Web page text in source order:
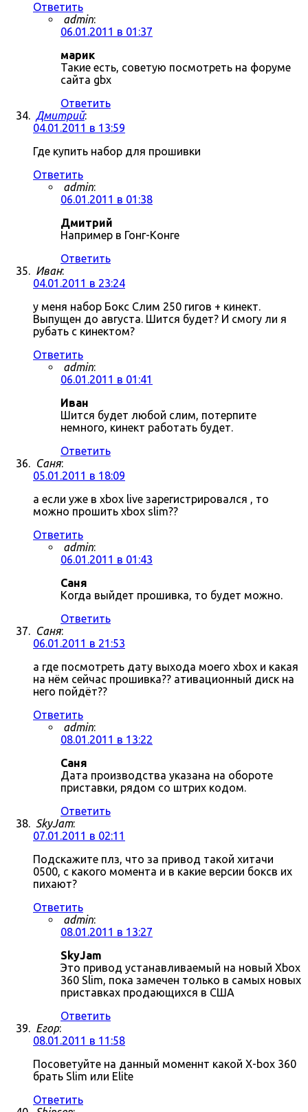
Ответить
admin:
06.01.2011 в 01:37
марик
Такие есть, советую посмотреть на форуме
сайта gbx
Ответить
Дмитрий:
04.01.2011 в 13:59
Где купить набор для прошивки
Ответить
admin:
06.01.2011 в 01:38
Дмитрий
Например в Гонг-Конге
Ответить
Иван:
04.01.2011 в 23:24
у меня набор Бокс Слим 250 гигов + кинект.
Выпущен до августа. Шится будет? И смогу ли я
рубать с кинектом?
Ответить
admin:
06.01.2011 в 01:41
Иван
Шится будет любой слим, потерпите
немного, кинект работать будет.
Ответить
Саня:
05.01.2011 в 18:09
а если уже в xbox live зарегистрировался , то
можно прошить xbox slim??
Ответить
admin:
06.01.2011 в 01:43
Саня
Когда выйдет прошивка, то будет можно.
Ответить
Саня:
06.01.2011 в 21:53
а где посмотреть дату выхода моего xbox и какая
на нём сейчас прошивка?? ативационный диск на
него пойдёт??
Ответить
admin:
08.01.2011 в 13:22
Саня
Дата производства указана на обороте
приставки, рядом со штрих кодом.
Ответить
SkyJam:
07.01.2011 в 02:11
Подскажите плз, что за привод такой хитачи
0500, с какого момента и в какие версии боксв их
пихают?
Ответить
admin:
08.01.2011 в 13:27
SkyJam
Это привод устанавливаемый на новый Xbox
360 Slim, пока замечен только в самых новых
приставках продающихся в США
Ответить
Егор:
08.01.2011 в 11:58
Посоветуйте на данный моменнт какой X-box 360
брать Slim или Elite
Ответить